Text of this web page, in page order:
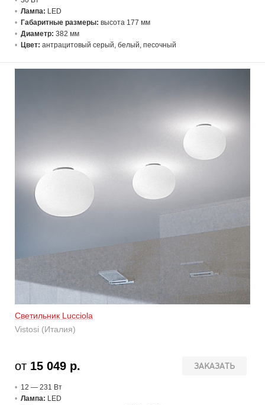
Лампа: LED
Габаритные размеры: высота 177 мм
Диаметр: 382 мм
Цвет: антрацитовый серый, белый, песочный
Светильник Lucciola
Vistosi (Италия)
ЗАКАЗАТЬ
от 15 049 р.
12 — 231 Вт
Лампа: LED